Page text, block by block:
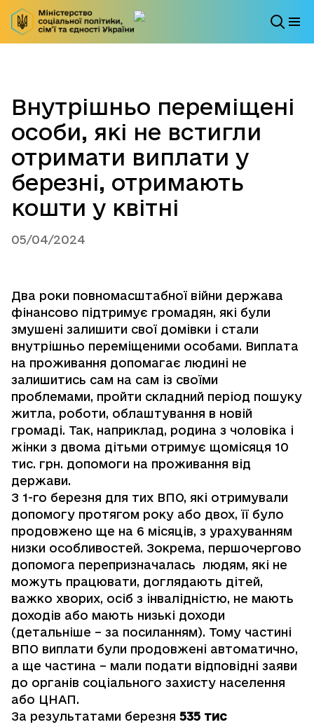
Внутрішньо переміщені
особи, які не встигли
отримати виплати у
березні, отримають
кошти у квітні
05/04/2024
Два роки повномасштабної війни держава
фінансово підтримує громадян, які були
змушені залишити свої домівки і стали
внутрішньо переміщеними особами. Виплата
на проживання допомагає людині не
залишитись сам на сам із своїми
проблемами, пройти складний період пошуку
житла, роботи, облаштування в новій
громаді. Так, наприклад, родина з чоловіка і
жінки з двома дітьми отримує щомісяця 10
тис. грн. допомоги на проживання від
держави.
З 1-го березня для тих ВПО, які отримували
допомогу протягом року або двох, її було
продовжено ще на 6 місяців, з урахуванням
низки особливостей. Зокрема, першочергово
допомога перепризначалась людям, які не
можуть працювати, доглядають дітей,
важко хворих, осіб з інвалідністю, не мають
доходів або мають низькі доходи
(детальніше – за посиланням). Тому частині
ВПО виплати були продовжені автоматично,
а ще частина – мали подати відповідні заяви
до органів соціального захисту населення
або ЦНАП.
За результатами березня 535 тис